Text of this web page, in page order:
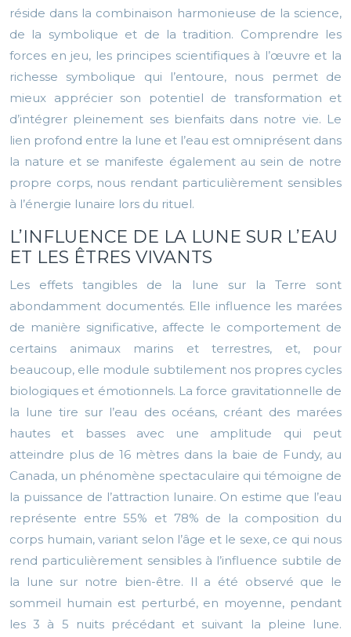
réside dans la combinaison harmonieuse de la science,
de la symbolique et de la tradition. Comprendre les
forces en jeu, les principes scientifiques à l’œuvre et la
richesse symbolique qui l’entoure, nous permet de
mieux apprécier son potentiel de transformation et
d’intégrer pleinement ses bienfaits dans notre vie. Le
lien profond entre la lune et l’eau est omniprésent dans
la nature et se manifeste également au sein de notre
propre corps, nous rendant particulièrement sensibles
à l’énergie lunaire lors du rituel.
L’INFLUENCE DE LA LUNE SUR L’EAU
ET LES ÊTRES VIVANTS
Les effets tangibles de la lune sur la Terre sont
abondamment documentés. Elle influence les marées
de manière significative, affecte le comportement de
certains animaux marins et terrestres, et, pour
beaucoup, elle module subtilement nos propres cycles
biologiques et émotionnels. La force gravitationnelle de
la lune tire sur l’eau des océans, créant des marées
hautes et basses avec une amplitude qui peut
atteindre plus de 16 mètres dans la baie de Fundy, au
Canada, un phénomène spectaculaire qui témoigne de
la puissance de l’attraction lunaire. On estime que l’eau
représente entre 55% et 78% de la composition du
corps humain, variant selon l’âge et le sexe, ce qui nous
rend particulièrement sensibles à l’influence subtile de
la lune sur notre bien-être. Il a été observé que le
sommeil humain est perturbé, en moyenne, pendant
les 3 à 5 nuits précédant et suivant la pleine lune.